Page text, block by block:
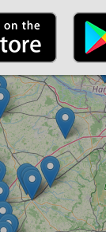
FÜR
REGISTRIEREN